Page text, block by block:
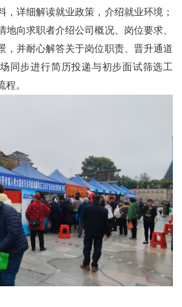
，详细解读就业政策，介绍就业环境；
地向求职者介绍公司概况、岗位要求、
，并耐心解答关于岗位职责、晋升通道
同步进行简历投递与初步面试筛选工
。